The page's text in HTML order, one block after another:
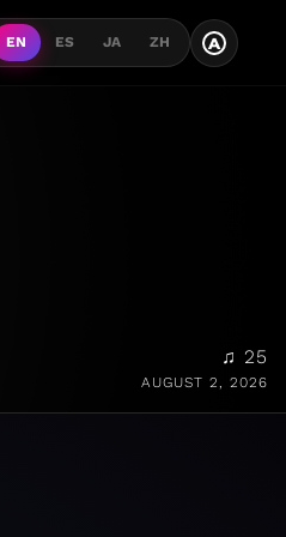
EN ES JA ZH A
♫ 25
AUGUST 2, 2026